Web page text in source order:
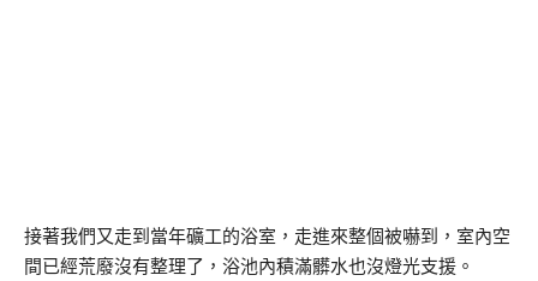
接著我們又走到當年礦工的浴室，走進來整個被嚇到，室內空
間已經荒廢沒有整理了，浴池內積滿髒水也沒燈光支援。